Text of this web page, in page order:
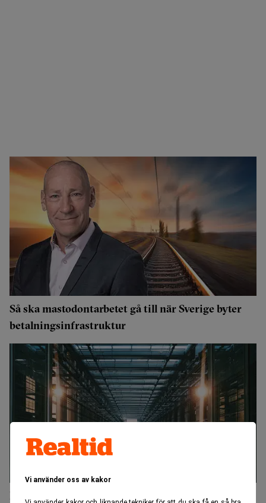
Vi använder oss av kakor
Så ska mastodontarbetet gå till när Sverige byter
betalningsinfrastruktur
FI granskar Bankgirots kontroll av utkontrakterad